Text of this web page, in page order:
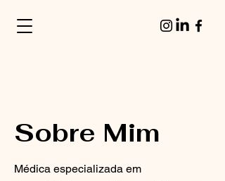
Médica especializada em
Sobre Mim